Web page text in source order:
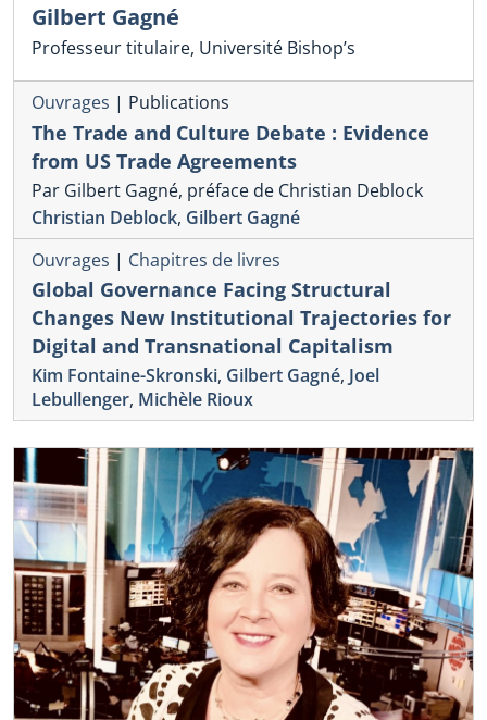
Gilbert Gagné
Professeur titulaire, Université Bishop’s
Ouvrages | Publications
The Trade and Culture Debate : Evidence
from US Trade Agreements
Par Gilbert Gagné, préface de Christian Deblock
Christian Deblock, Gilbert Gagné
Ouvrages | Chapitres de livres
Global Governance Facing Structural
Changes New Institutional Trajectories for
Digital and Transnational Capitalism
Kim Fontaine-Skronski, Gilbert Gagné, Joel
Lebullenger, Michèle Rioux